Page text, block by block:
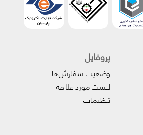
پروفایل‌
وضعیت سفارش‌ها
لیست مورد علاقه
تنظیمات